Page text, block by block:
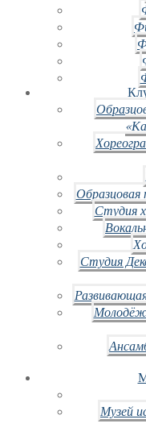
Образцовая
Студия
Студия
Музей